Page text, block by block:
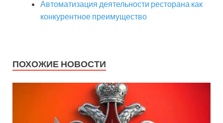
Автоматизация деятельности ресторана как
конкурентное преимущество
ПОХОЖИЕ НОВОСТИ